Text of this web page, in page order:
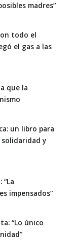
madres”
todo el
el gas a las
que la
un libro para
solidaridad y
impensados”
“Lo único